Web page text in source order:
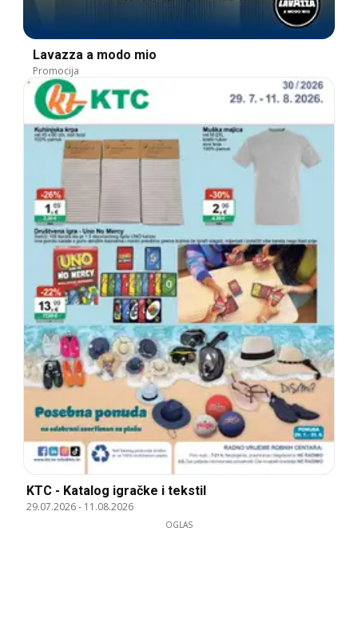
Lavazza a modo mio
Promocija
KTC - Katalog igračke i tekstil
29.07.2026- 11.08.2026
OGLAS